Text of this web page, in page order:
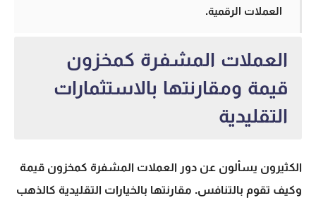
العملات الرقمية.
العملات المشفرة كمخزون
قيمة ومقارنتها بالاستثمارات
التقليدية
الكثيرون يسألون عن دور العملات المشفرة كمخزون قيمة
وكيف تقوم بالتنافس. مقارنتها بالخيارات التقليدية كالذهب